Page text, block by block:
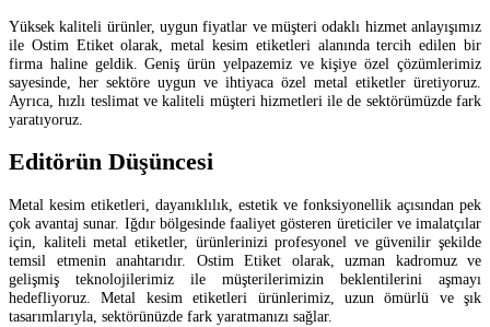
Yüksek kaliteli ürünler, uygun fiyatlar ve müşteri odaklı hizmet anlayışımız
ile Ostim Etiket olarak, metal kesim etiketleri alanında tercih edilen bir
firma haline geldik. Geniş ürün yelpazemiz ve kişiye özel çözümlerimiz
sayesinde, her sektöre uygun ve ihtiyaca özel metal etiketler üretiyoruz.
Ayrıca, hızlı teslimat ve kaliteli müşteri hizmetleri ile de sektörümüzde fark
yaratıyoruz.
Editörün Düşüncesi
Metal kesim etiketleri, dayanıklılık, estetik ve fonksiyonellik açısından pek
çok avantaj sunar. Iğdır bölgesinde faaliyet gösteren üreticiler ve imalatçılar
için, kaliteli metal etiketler, ürünlerinizi profesyonel ve güvenilir şekilde
temsil etmenin anahtarıdır. Ostim Etiket olarak, uzman kadromuz ve
gelişmiş teknolojilerimiz ile müşterilerimizin beklentilerini aşmayı
hedefliyoruz. Metal kesim etiketleri ürünlerimiz, uzun ömürlü ve şık
tasarımlarıyla, sektörünüzde fark yaratmanızı sağlar.